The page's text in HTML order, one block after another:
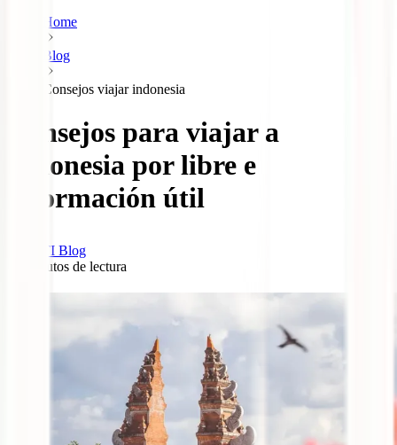
Home
Blog
Consejos viajar indonesia
Consejos para viajar a
Indonesia por libre e
información útil
IATI Blog
minutos de lectura